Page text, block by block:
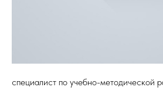
специалист по учебно-методической